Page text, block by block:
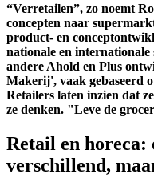
“Verretailen”, zo noemt
concepten naar
product- en
nationale en
andere Ahold en Plus
Makerij', vaak gebaseerd
Retailers laten inzien dat
ze denken. "Leve de
Retail en
verschillend,